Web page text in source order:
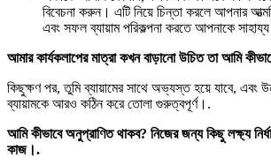
বিবেচনা করুন। এটি নিয়ে চিন্তা করলে আপনার
এবং সফল ব্যায়াম পরিকল্পনা করতে আপনাকে
আমার কার্যকলাপের মাত্রা কখন বাড়ানো উচিত তা আমি
কিছুক্ষণ পর, তুমি ব্যায়ামের সাথে অভ্যস্ত হয়ে যাবে, এবং
ব্যায়ামকে আরও কঠিন করে তোলা গুরুত্বপূর্ণ।.
আমি কীভাবে অনুপ্রাণিত থাকব? নিজের জন্য কিছু লক্ষ্য
কাজ।.